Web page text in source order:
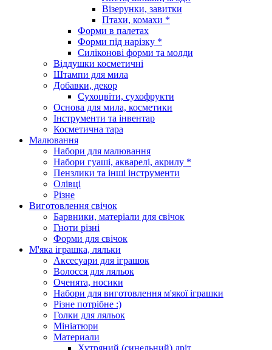
Візерунки, завитки
Птахи, комахи *
Форми в палетах
Форми під нарізку *
Силіконові форми та молди
Віддушки косметичні
Штампи для мила
Добавки, декор
Сухоцвіти, сухофрукти
Основа для мила, косметики
Інструменти та інвентар
Косметична тара
Малювання
Набори для малювання
Набори гуаші, акварелі, акрилу *
Пензлики та інші інструменти
Олівці
Різне
Виготовлення свічок
Барвники, матеріали для свічок
Гноти різні
Форми для свічок
М'яка іграшка, ляльки
Аксесуари для іграшок
Волосся для ляльок
Оченята, носики
Набори для виготовлення м'якої іграшки
Різне потрібне :)
Голки для ляльок
Мініатюри
Материали
Хутряний (синельний) дріт